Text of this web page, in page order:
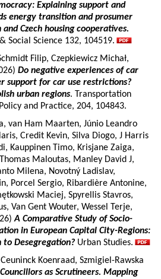
Explaining support and
energy transition and prosumer
Czech housing cooperatives.
Social Science 132, 104519.
Filip, Czepkiewicz Michał,
Do negative experiences of car
support for car use restrictions?
urban regions. Transportation
and Practice, 204, 104843.
van Ham Maarten, Júnio Leandro
Credit Kevin, Silva Diogo, J Harris
Kauppinen Timo, Krisjane Zaiga,
Maloutas, Manley David J,
Milena, Novotný Ladislav,
Porcel Sergio, Ribardière Antonine,
Maciej, Spyrellis Stavros,
Van Gent Wouter, Wessel Terje,
A Comparative Study of Socio-
in European Capital City-Regions:
to Desegregation? Urban Studies.
Koenraad, Szmigiel-Rawska
Councillors as Scrutineers. Mapping